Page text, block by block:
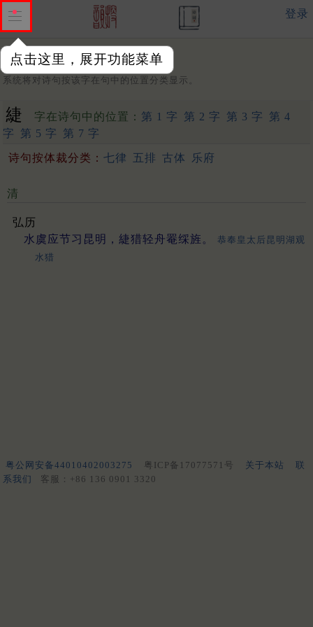
点击这里，展开功能菜单
登录
字：
系统将对诗句按该字在句中的位置分类显示。
緁 字在诗句中的位置： 第 1 字 第 2 字 第 3 字
第 4
字
第 5 字 第 7 字
诗句按体裁分类： 七律 五排 古体 乐府
清
弘历
水虞应节习昆明，緁猎轻舟罨䌽旌。
恭奉皇太后昆明湖观
水猎
粤公网安备44010402003275 粤ICP备17077571号 关于本站
联
系我们
客服：+86 136 0901 3320